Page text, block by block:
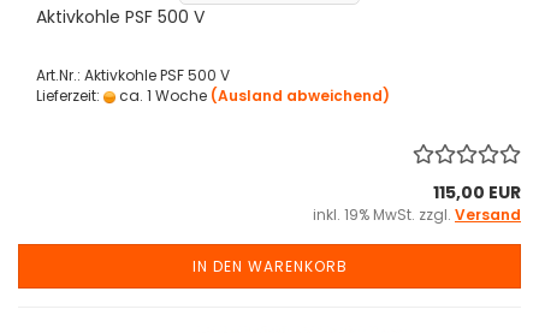
Aktivkohle PSF 500 V
Art.Nr.: Aktivkohle PSF 500 V
Lieferzeit:
ca. 1 Woche (Ausland abweichend)
115,00 EUR
inkl. 19% MwSt. zzgl. Versand
IN DEN WARENKORB